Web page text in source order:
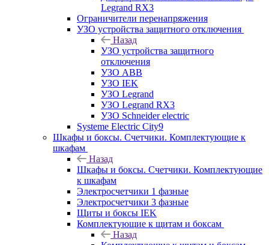
Legrand RX3
Ограничители перенапряжения
УЗО устройства защитного отключения
Назад
УЗО устройства защитного
отключения
УЗО ABB
УЗО IEK
УЗО Legrand
УЗО Legrand RX3
УЗО Schneider electric
Systeme Electric City9
Шкафы и боксы. Счетчики. Комплектующие к
шкафам
Назад
Шкафы и боксы. Счетчики. Комплектующие
к шкафам
Электросчетчики 1 фазные
Электросчетчики 3 фазные
Щиты и боксы IEK
Комплектующие к щитам и боксам
Назад